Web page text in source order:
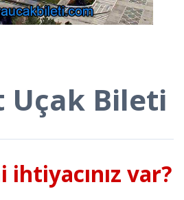
Uçak Bileti
ihtiyacınız var?